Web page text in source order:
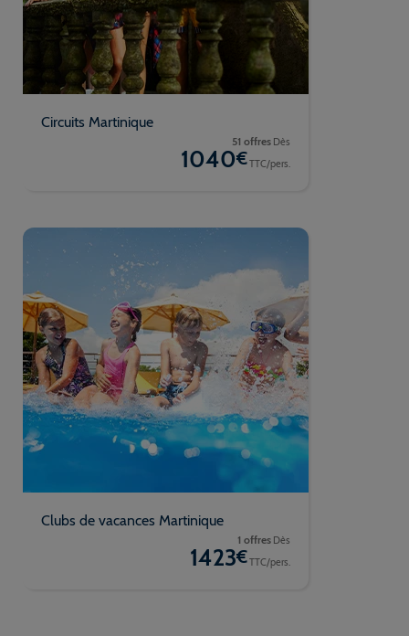
Circuits Martinique
51 offres Dès
1040€TTC/pers.
Clubs de vacances Martinique
1 offres Dès
1423€TTC/pers.